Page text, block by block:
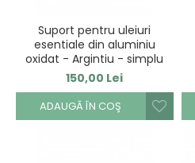
Suport pentru uleiuri
esentiale din aluminiu
oxidat - Argintiu - simplu
150,00 Lei
ADAUGĂ ÎN COŞ